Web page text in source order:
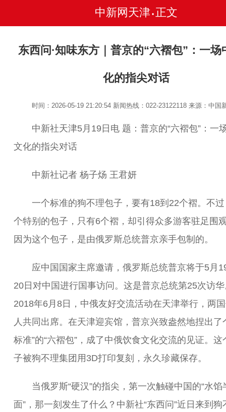
中新网天津 • 正文
东西问·知味东方｜普京的“六褶包”：一场
化的指尖对话
时间：2026-05-19 21:20:54 新闻热线：022-23122118来源：中国
中新社天津5月19日电 题：普京的“六褶包”：一
文化的指尖对话
中新社记者 杨子炀 王君妍
一个标准的狗不理包子，要有18到22个褶。不过
个特别的包子，只有6个褶，却引得众多游客驻足
因为这个包子，是由俄罗斯总统普京亲手包制的。
应中国国家主席邀请，俄罗斯总统普京将于5月
20日对中国进行国事访问。这是普京总统第25次访
2018年6月8日，中俄友好交流活动在天津举行，两
人共同出席。在天津迎宾馆，普京兴致盎然地捏出了
标准”的“六褶包”，成了中俄饮食文化交流的见证。这
子被狗不理集团用3D打印复刻，永久珍藏保存。
当俄罗斯“硬汉”的指尖，第一次触碰中国的“水馅
面”，那一刻发生了什么？中新社“东西问”近日来到狗